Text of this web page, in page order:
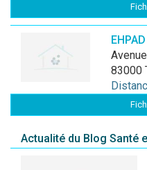
83000
Actualité du Blog Santé